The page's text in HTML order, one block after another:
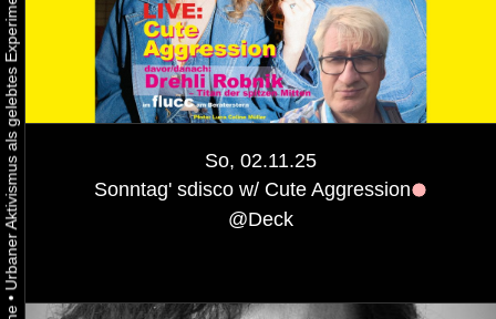
•
So, 02.11.25
Sonntag' sdisco w/ Cute Aggression
@Deck